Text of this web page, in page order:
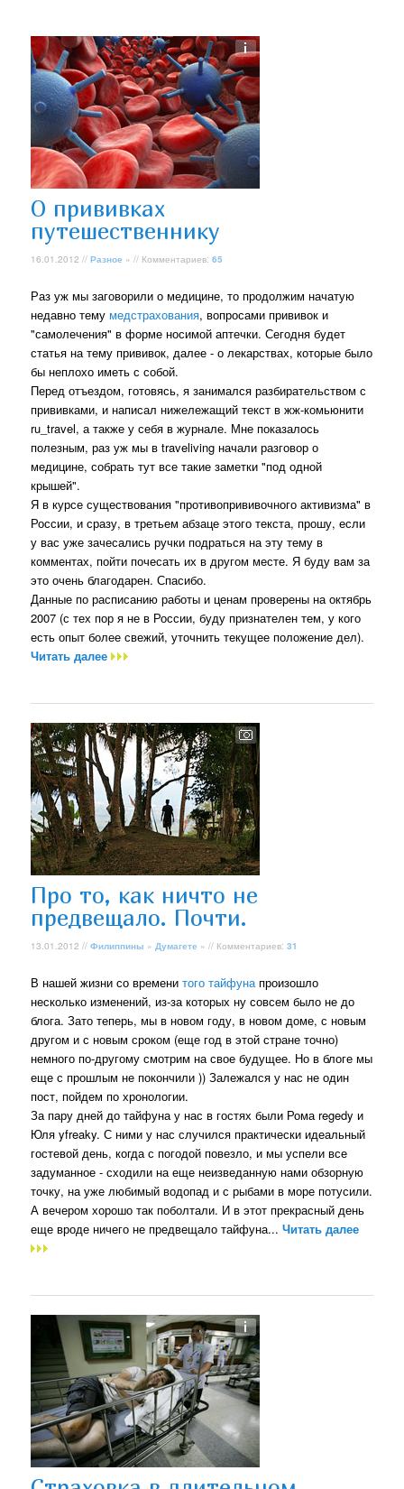
О прививках
путешественнику
16.01.2012 //Разное » // Комментариев:65
Раз уж мы заговорили о медицине, то продолжим начатую
недавно тему медстрахования, вопросами прививок и
"самолечения" в форме носимой аптечки. Сегодня будет
статья на тему прививок, далее - о лекарствах, которые было
бы неплохо иметь с собой.
Перед отъездом, готовясь, я занимался разбирательством с
прививками, и написал нижележащий текст в жж-комьюнити
ru_travel, а также у себя в журнале. Мне показалось
полезным, раз уж мы в traveliving начали разговор о
медицине, собрать тут все такие заметки "под одной
крышей".
Я в курсе существования "противопрививочного активизма" в
России, и сразу, в третьем абзаце этого текста, прошу, если
у вас уже зачесались ручки подраться на эту тему в
комментах, пойти почесать их в другом месте. Я буду вам за
это очень благодарен. Спасибо.
Данные по расписанию работы и ценам проверены на октябрь
2007 (с тех пор я не в России, буду признателен тем, у кого
есть опыт более свежий, уточнить текущее положение дел).
Читать далее
Про то, как ничто не
предвещало. Почти.
13.01.2012 //Филиппины » Думагете » // Комментариев:31
В нашей жизни со временитого тайфуна произошло
несколько изменений, из-за которых ну совсем было не до
блога. Зато теперь, мы в новом году, в новом доме, с новым
другом и с новым сроком (еще год в этой стране точно)
немного по-другому смотрим на свое будущее. Но в блоге мы
еще с прошлым не покончили )) Залежался у нас не один
пост, пойдем по хронологии.
За пару дней до тайфуна у нас в гостях были Рома regedy и
Юля yfreaky. С ними у нас случился практически идеальный
гостевой день, когда с погодой повезло, и мы успели все
задуманное - сходили на еще неизведанную нами обзорную
точку, на уже любимый водопад и с рыбами в море потусили.
А вечером хорошо так поболтали. И в этот прекрасный день
еще вроде ничего не предвещало тайфуна...Читать далее